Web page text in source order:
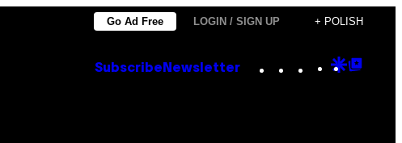
Go Ad Free LOGIN / SIGN UP + POLISH
Subscribe Newsletter Instagram
TikTok
YouTube
Google